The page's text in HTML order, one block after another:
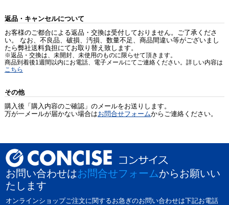
返品・キャンセルについて
お客様のご都合による返品・交換は受付しておりません。ご了承くださ
い。 なお、不良品、破損、汚損、数量不足、商品間違い等がございまし
たら弊社送料負担にてお取り替え致します。
※返品・交換は、未開封、未使用のものに限らせて頂きます。
商品到着後1週間以内にお電話、電子メールにてご連絡ください。詳しい内容は
こちら
その他
購入後「購入内容のご確認」のメールをお送りします。
万が一メールが届かない場合はお問合せフォームからご連絡ください。
お問い合わせはお問合せフォームからお願いい
たします
オンラインショップご注文に関するお急ぎのお問い合わせは下記お電話